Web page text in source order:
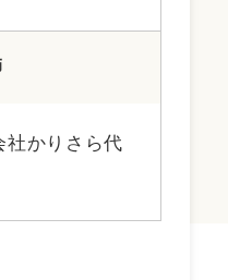
社かりさら代